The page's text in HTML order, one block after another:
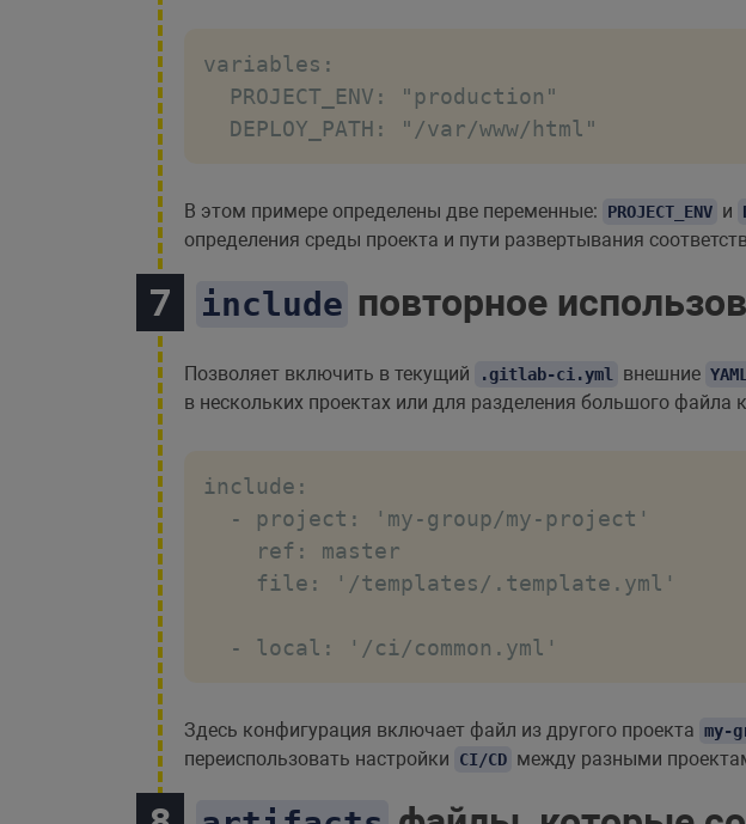
variables:
  PROJECT_ENV: "production"
  DEPLOY_PATH: "/var/www/html"
В этом примере определены две переменные: PROJECT_ENV и
определения среды проекта и пути развертывания
include повторное
Позволяет включить в текущий .gitlab-ci.yml внешние
в нескольких проектах или для разделения большого
include:
  - project: 'my-group/my-project'
    ref: master
    file: '/templates/.template.yml'
  - local: '/ci/common.yml'
Здесь конфигурация включает файл из другого проекта my-
переиспользовать настройки
CI/CD между разными